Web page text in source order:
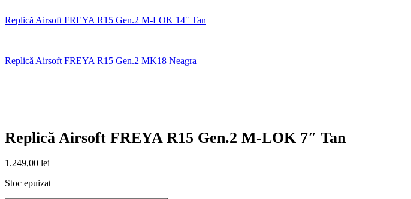
Replică Airsoft FREYA R15 Gen.2 M-LOK 14″ Tan
Replică Airsoft FREYA R15 Gen.2 MK18 Neagra
Replică Airsoft FREYA R15 Gen.2 M-LOK 7″ Tan
1.249,00 lei
Stoc epuizat